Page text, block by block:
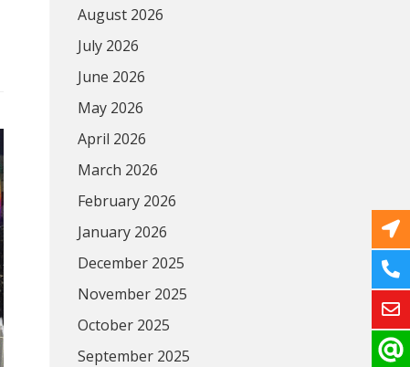
August 2026
July 2026
June 2026
May 2026
April 2026
March 2026
February 2026
January 2026
December 2025
November 2025
October 2025
September 2025